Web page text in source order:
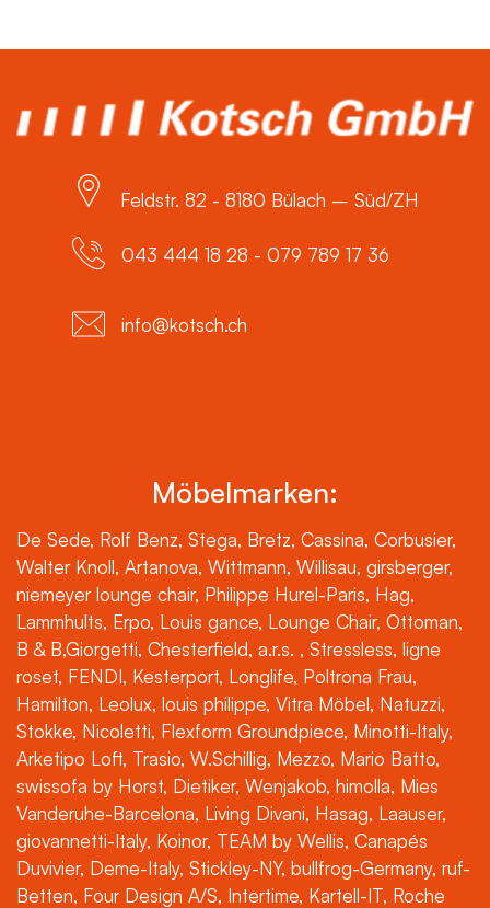
Feldstr. 82 - 8180 Bülach – Süd/ZH
043 444 18 28 - 079 789 17 36
info@kotsch.ch
Möbelmarken:
De Sede, Rolf Benz, Stega, Bretz, Cassina, Corbusier,
Walter Knoll, Artanova, Wittmann, Willisau, girsberger,
niemeyer lounge chair, Philippe Hurel-Paris, Hag,
Lammhults, Erpo, Louis gance, Lounge Chair, Ottoman,
B & B,Giorgetti, Chesterfield, a.r.s. , Stressless, ligne
roset, FENDI, Kesterport, Longlife, Poltrona Frau,
Hamilton, Leolux, louis philippe, Vitra Möbel, Natuzzi,
Stokke, Nicoletti, Flexform Groundpiece, Minotti-Italy,
Arketipo Loft, Trasio, W.Schillig, Mezzo, Mario Batto,
swissofa by Horst, Dietiker, Wenjakob, himolla, Mies
Vanderuhe-Barcelona, Living Divani, Hasag, Laauser,
giovannetti-Italy, Koinor, TEAM by Wellis, Canapés
Duvivier, Deme-Italy, Stickley-NY, bullfrog-Germany, ruf-
Betten, Four Design A/S, Intertime, Kartell-IT, Roche